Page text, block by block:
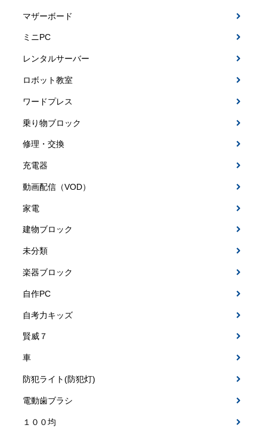
マザーボード
ミニPC
レンタルサーバー
ロボット教室
ワードプレス
乗り物ブロック
修理・交換
充電器
動画配信（VOD）
家電
建物ブロック
未分類
楽器ブロック
自作PC
自考力キッズ
賢威７
車
防犯ライト(防犯灯)
電動歯ブラシ
１００均